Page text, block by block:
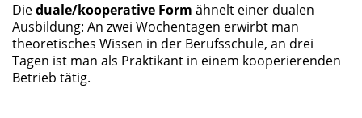
Dieduale/kooperative Form ähnelt einer dualen
Ausbildung: An zwei Wochentagen erwirbt man
theoretisches Wissen in der Berufsschule, an drei
Tagen ist man als Praktikant in einem kooperierenden
Betrieb tätig.